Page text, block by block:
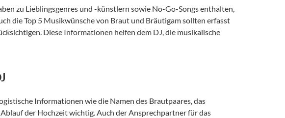
zu Lieblingsgenres und -künstlern sowie No-Go-Songs enthalten,
die Top 5 Musikwünsche von Braut und Bräutigam sollten erfasst
Diese Informationen helfen dem DJ, die musikalische
Informationen wie die Namen des Brautpaares, das
der Hochzeit wichtig. Auch der Ansprechpartner für das